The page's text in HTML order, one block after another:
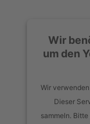
Wir
um den
Wir
Dieser
sammeln.